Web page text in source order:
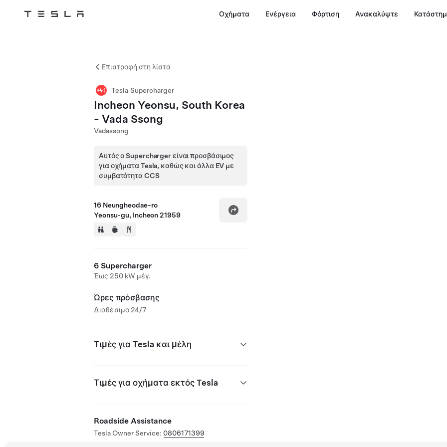
Tesla Οχήματα Ενέργεια Φόρτιση Ανακαλύψτε
Επιστροφή στη λίστα
Tesla Supercharger
Incheon Yeonsu, South Korea
- Vada Ssong
Vadassong
Αυτός ο Supercharger είναι προσβάσιμος
για οχήματα Tesla, καθώς και άλλα EV με
συμβατότητα CCS
16 Neungheodae-ro
Yeonsu-gu, Incheon 21959
6 Supercharger
Έως 250 kW μέγ.
Ώρες πρόσβασης
Διαθέσιμο 24/7
Τιμές για Tesla και μέλη
Τιμές για οχήματα εκτός Tesla
Roadside Assistance
Tesla Owner Service: 0806171399